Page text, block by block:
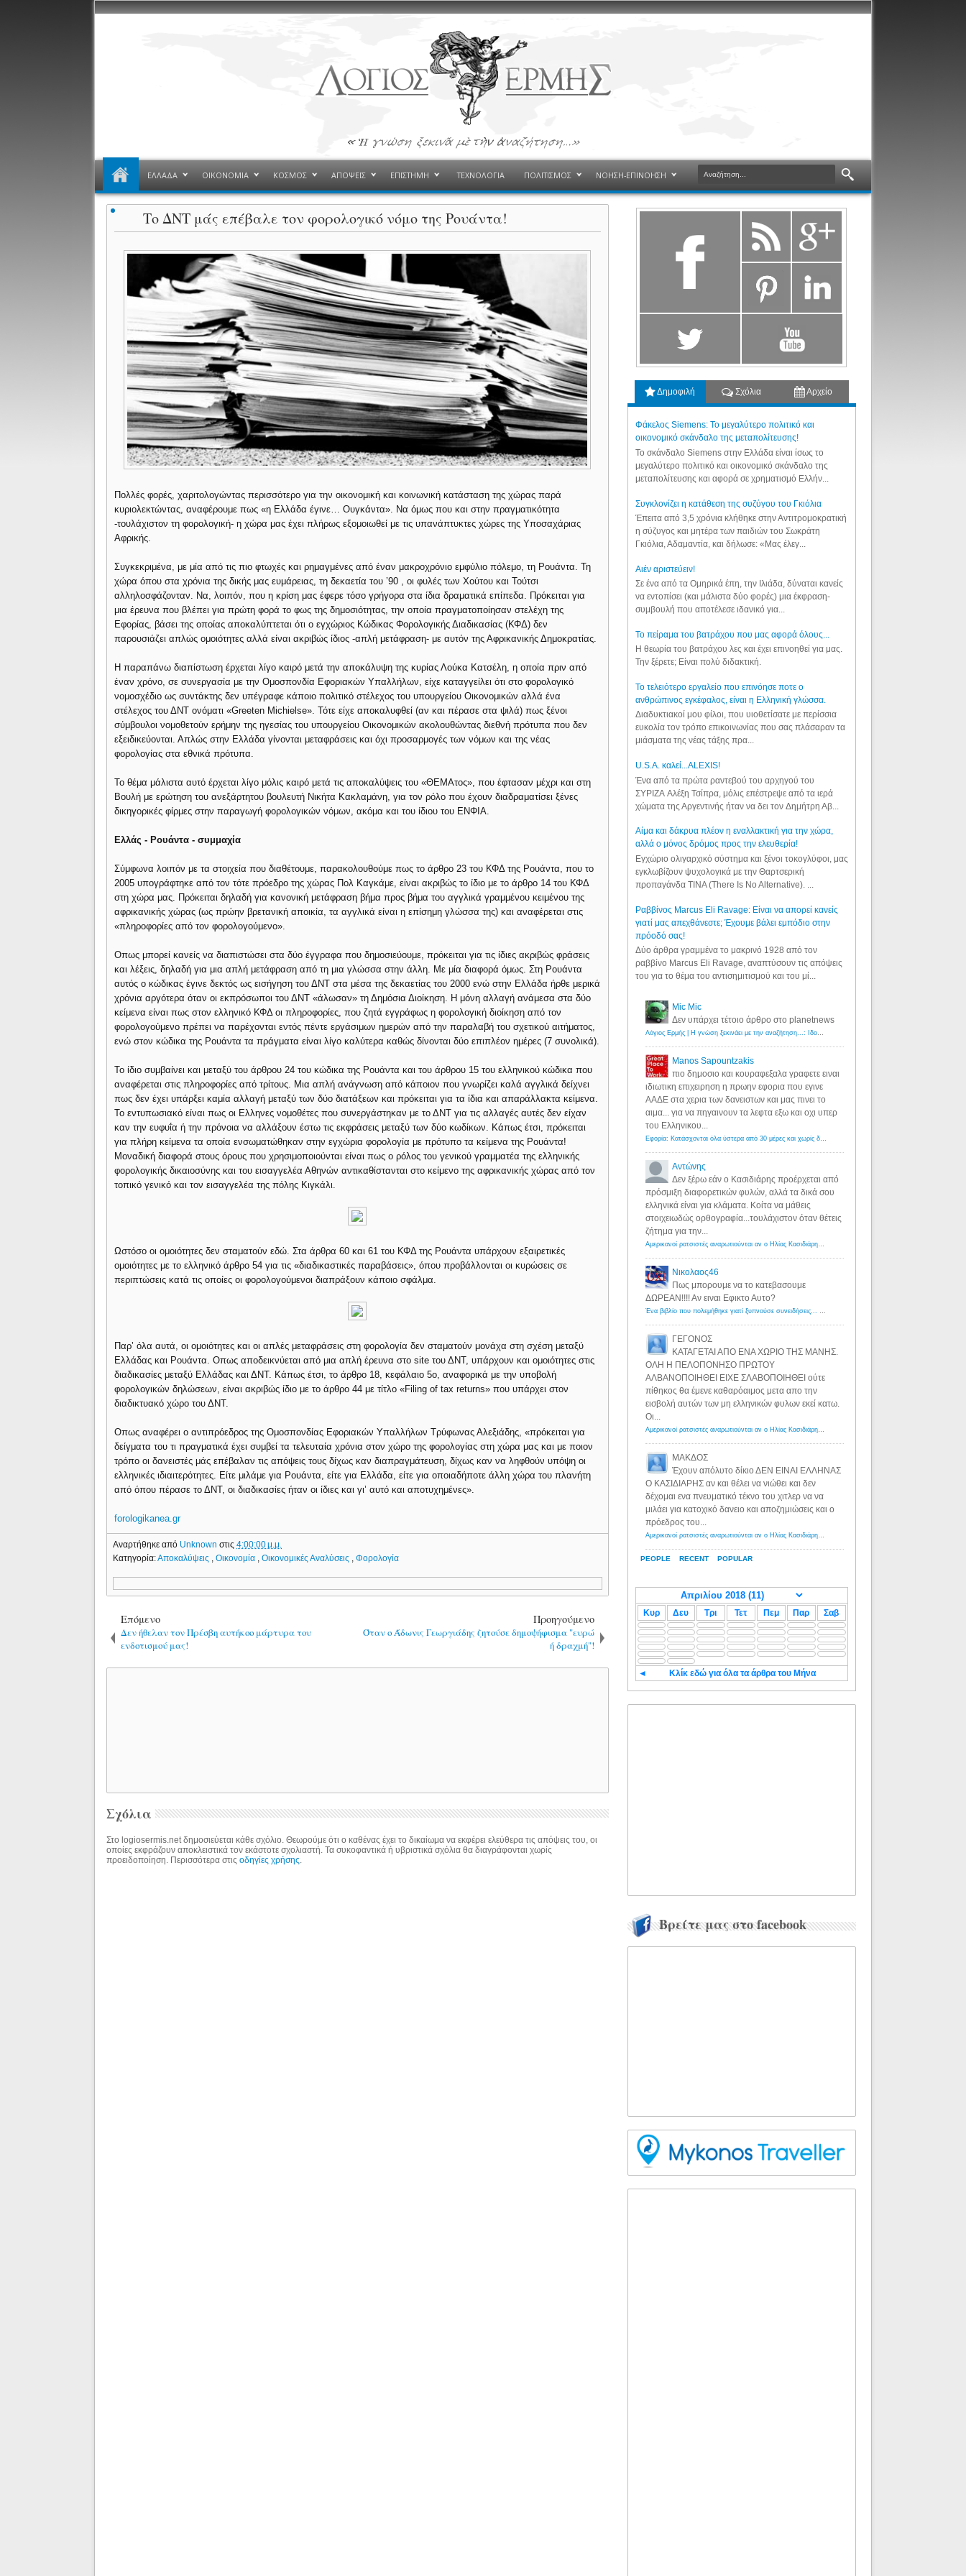
ΕΛΛΑΔΑ ΟΙΚΟΝΟΜΙΑ ΚΟΣΜΟΣ ΑΠΟΨΕΙΣ ΕΠΙΣΤΗΜΗ ΤΕΧΝΟΛΟΓΙΑ ΠΟΛΙΤΙΣΜΟΣ ΝΟΗΣΗ-ΕΠΙΝΟΗΣΗ
Το ΔΝΤ μάς επέβαλε τον φορολογικό νόμο της Ρουάντα!
Πολλές φορές, χαριτολογώντας περισσότερο για την οικονομική και κοινωνική κατάσταση της χώρας παρά
κυριολεκτώντας, αναφέρουμε πως «η Ελλάδα έγινε… Ουγκάντα». Να όμως που και στην πραγματικότητα
-τουλάχιστον τη φορολογική- η χώρα μας έχει πλήρως εξομοιωθεί με τις υπανάπτυκτες χώρες της Υποσαχάριας
Αφρικής.
Συγκεκριμένα, με μία από τις πιο φτωχές και ρημαγμένες από έναν μακροχρόνιο εμφύλιο πόλεμο, τη Ρουάντα. Τη
χώρα όπου στα χρόνια της δικής μας ευμάρειας, τη δεκαετία του ’90 , οι φυλές των Χούτου και Τούτσι
αλληλοσφάζονταν. Να, λοιπόν, που η κρίση μας έφερε τόσο γρήγορα στα ίδια δραματικά επίπεδα. Πρόκειται για
μια έρευνα που βλέπει για πρώτη φορά το φως της δημοσιότητας, την οποία πραγματοποίησαν στελέχη της
Εφορίας, βάσει της οποίας αποκαλύπτεται ότι ο εγχώριος Κώδικας Φορολογικής Διαδικασίας (ΚΦΔ) δεν
παρουσιάζει απλώς ομοιότητες αλλά είναι ακριβώς ίδιος -απλή μετάφραση- με αυτόν της Αφρικανικής Δημοκρατίας.
Η παραπάνω διαπίστωση έρχεται λίγο καιρό μετά την αποκάλυψη της κυρίας Λούκα Κατσέλη, η οποία πριν από
έναν χρόνο, σε συνεργασία με την Ομοσπονδία Εφοριακών Υπαλλήλων, είχε καταγγείλει ότι στο φορολογικό
νομοσχέδιο ως συντάκτης δεν υπέγραφε κάποιο πολιτικό στέλεχος του υπουργείου Οικονομικών αλλά ένα
στέλεχος του ΔΝΤ ονόματι «Greeten Michielse». Τότε είχε αποκαλυφθεί (αν και πέρασε στα ψιλά) πως ξένοι
σύμβουλοι νομοθετούν ερήμην της ηγεσίας του υπουργείου Οικονομικών ακολουθώντας διεθνή πρότυπα που δεν
εξειδικεύονται. Απλώς στην Ελλάδα γίνονται μεταφράσεις και όχι προσαρμογές των νόμων και της νέας
φορολογίας στα εθνικά πρότυπα.
Το θέμα μάλιστα αυτό έρχεται λίγο μόλις καιρό μετά τις αποκαλύψεις του «ΘΕΜΑτος», που έφτασαν μέχρι και στη
Βουλή με ερώτηση του ανεξάρτητου βουλευτή Νικήτα Κακλαμάνη, για τον ρόλο που έχουν διαδραματίσει ξένες
δικηγορικές φίρμες στην παραγωγή φορολογικών νόμων, ακόμα και του ίδιου του ΕΝΦΙΑ.
Ελλάς - Ρουάντα - συμμαχία
Σύμφωνα λοιπόν με τα στοιχεία που διαθέτουμε, παρακολουθούμε πως το άρθρο 23 του ΚΦΔ της Ρουάντα, που το
2005 υπογράφτηκε από τον τότε πρόεδρο της χώρας Πολ Καγκάμε, είναι ακριβώς το ίδιο με το άρθρο 14 του ΚΦΔ
στη χώρα μας. Πρόκειται δηλαδή για κανονική μετάφραση βήμα προς βήμα του αγγλικά γραμμένου κειμένου της
αφρικανικής χώρας (ως πρώην βρετανική αποικία, τα αγγλικά είναι η επίσημη γλώσσα της) και αναφέρεται στις
«πληροφορίες από τον φορολογούμενο».
Οπως μπορεί κανείς να διαπιστώσει στα δύο έγγραφα που δημοσιεύουμε, πρόκειται για τις ίδιες ακριβώς φράσεις
και λέξεις, δηλαδή για μια απλή μετάφραση από τη μια γλώσσα στην άλλη. Με μία διαφορά όμως. Στη Ρουάντα
αυτός ο κώδικας έγινε δεκτός ως εισήγηση του ΔΝΤ στα μέσα της δεκαετίας του 2000 ενώ στην Ελλάδα ήρθε μερικά
χρόνια αργότερα όταν οι εκπρόσωποι του ΔΝΤ «άλωσαν» τη Δημόσια Διοίκηση. Η μόνη αλλαγή ανάμεσα στα δύο
κείμενα είναι πως στον ελληνικό ΚΦΔ οι πληροφορίες, που ζητά εγγράφως η φορολογική διοίκηση από τον
φορολογούμενο πρέπει να παρέχονται εντός πέντε εργάσιμων ημερών από την παραλαβή του σχετικού αιτήματος,
ενώ στον κώδικα της Ρουάντα τα πράγματα είναι λίγο καλύτερα καθώς δίνονται δύο επιπλέον ημέρες (7 συνολικά).
Το ίδιο συμβαίνει και μεταξύ του άρθρου 24 του κώδικα της Ρουάντα και του άρθρου 15 του ελληνικού κώδικα που
αναφέρεται στις πληροφορίες από τρίτους. Μια απλή ανάγνωση από κάποιον που γνωρίζει καλά αγγλικά δείχνει
πως δεν έχει υπάρξει καμία αλλαγή μεταξύ των δύο διατάξεων και πρόκειται για τα ίδια και απαράλλακτα κείμενα.
Το εντυπωσιακό είναι πως οι Ελληνες νομοθέτες που συνεργάστηκαν με το ΔΝΤ για τις αλλαγές αυτές δεν είχαν
καν την ευφυΐα ή την πρόνοια να αλλάξουν έστω τις εκφράσεις μεταξύ των δύο κωδίκων. Κάπως έτσι, πρόκειται
για πλήρη κείμενα τα οποία ενσωματώθηκαν στην εγχώρια φορολογία με πρότυπο τα κείμενα της Ρουάντα!
Μοναδική διαφορά στους όρους που χρησιμοποιούνται είναι πως ο ρόλος του γενικού γραμματέα της ελληνικής
φορολογικής δικαιοσύνης και του εισαγγελέα Αθηνών αντικαθίστανται στο κείμενο της αφρικανικής χώρας από τον
τοπικό γενικό και τον εισαγγελέα της πόλης Κιγκάλι.
Ωστόσο οι ομοιότητες δεν σταματούν εδώ. Στα άρθρα 60 και 61 του ΚΦΔ της Ρουάντα υπάρχουν εξαιρετικές
ομοιότητες με το ελληνικό άρθρο 54 για τις «διαδικαστικές παραβάσεις», όπου προβάλλονται οι κυρώσεις σε
περιπτώσεις κατά τις οποίες οι φορολογούμενοι διαπράξουν κάποιο σφάλμα.
Παρ’ όλα αυτά, οι ομοιότητες και οι απλές μεταφράσεις στη φορολογία δεν σταματούν μονάχα στη σχέση μεταξύ
Ελλάδας και Ρουάντα. Οπως αποδεικνύεται από μια απλή έρευνα στο site του ΔΝΤ, υπάρχουν και ομοιότητες στις
διαδικασίες μεταξύ Ελλάδας και ΔΝΤ. Κάπως έτσι, το άρθρο 18, κεφάλαιο 5ο, αναφορικά με την υποβολή
φορολογικών δηλώσεων, είναι ακριβώς ίδιο με το άρθρο 44 με τίτλο «Filing of tax returns» που υπάρχει στον
διαδικτυακό χώρο του ΔΝΤ.
Οπως αναφέρει ο αντιπρόεδρος της Ομοσπονδίας Εφοριακών Υπαλλήλων Τρύφωνας Αλεξιάδης, «πρόκειται για
δείγματα του τι πραγματικά έχει συμβεί τα τελευταία χρόνια στον χώρο της φορολογίας στη χώρα μας και με ποιον
τρόπο οι δανειστές μάς επέβαλαν τις απόψεις τους δίχως καν διαπραγμάτευση, δίχως καν να ληφθούν υπόψη οι
ελληνικές ιδιαιτερότητες. Είτε μιλάμε για Ρουάντα, είτε για Ελλάδα, είτε για οποιαδήποτε άλλη χώρα του πλανήτη
από όπου πέρασε το ΔΝΤ, οι διαδικασίες ήταν οι ίδιες και γι’ αυτό και αποτυχημένες».
forologikanea.gr
Αναρτήθηκε από Unknownστις4:00:00 μ.μ.
Κατηγορία:Αποκαλύψεις ,Οικονομία ,Οικονομικές Αναλύσεις ,Φορολογία
Επόμενο
Δεν ήθελαν τον Πρέσβη αυτήκοο μάρτυρα του
ενδοτισμού μας!
Προηγούμενο
Όταν ο Άδωνις Γεωργιάδης ζητούσε δημοψήφισμα "ευρώ
ή δραχμή"!
Σχόλια
Στο logiosermis.net δημοσιεύεται κάθε σχόλιο. Θεωρούμε ότι ο καθένας έχει το δικαίωμα να εκφέρει ελεύθερα τις απόψεις του, οι
οποίες εκφράζουν αποκλειστικά τον εκάστοτε σχολιαστή. Τα συκοφαντικά ή υβριστικά σχόλια θα διαγράφονται χωρίς
προειδοποίηση. Περισσότερα στιςοδηγίες χρήσης.
Δημοφιλή Σχόλια Αρχείο
Φάκελος Siemens: Το μεγαλύτερο πολιτικό και
οικονομικό σκάνδαλο της μεταπολίτευσης!
Το σκάνδαλο Siemens στην Ελλάδα είναι ίσως το
μεγαλύτερο πολιτικό και οικονομικό σκάνδαλο της
μεταπολίτευσης και αφορά σε χρηματισμό Ελλήν...
Συγκλονίζει η κατάθεση της συζύγου του Γκιόλια
Έπειτα από 3,5 χρόνια κλήθηκε στην Αντιτρομοκρατική
η σύζυγος και μητέρα των παιδιών του Σωκράτη
Γκιόλια, Αδαμαντία, και δήλωσε: «Μας έλεγ...
Aιέν αριστεύειν!
Σε ένα από τα Ομηρικά έπη, την Ιλιάδα, δύναται κανείς
να εντοπίσει (και μάλιστα δύο φορές) μια έκφραση-
συμβουλή που αποτέλεσε ιδανικό για...
Το πείραμα του βατράχου που μας αφορά όλους...
Η θεωρία του βατράχου λες και έχει επινοηθεί για μας.
Την ξέρετε; Είναι πολύ διδακτική.
Το τελειότερο εργαλείο που επινόησε ποτε ο
ανθρώπινος εγκέφαλος, είναι η Ελληνική γλώσσα.
Διαδυκτιακοί μου φίλοι, που υιοθετίσατε με περίσσια
ευκολία τον τρόπο επικοινωνίας που σας πλάσαραν τα
μιάσματα της νέας τάξης πρα...
U.S.A. καλεί...ALEXIS!
Ένα από τα πρώτα ραντεβού του αρχηγού του
ΣΥΡΙΖΑ Αλέξη Τσίπρα, μόλις επέστρεψε από τα ιερά
χώματα της Αργεντινής ήταν να δει τον Δημήτρη Αβ...
Αίμα και δάκρυα πλέον η εναλλακτική για την χώρα,
αλλά ο μόνος δρόμος προς την ελευθερία!
Εγχώριο ολιγαρχικό σύστημα και ξένοι τοκογλύφοι, μας
εγκλωβίζουν ψυχολογικά με την Θαρτσερική
προπαγάνδα TINA (There Is No Alternative). ...
Ραββίνος Marcus Eli Ravage: Είναι να απορεί κανείς
γιατί μας απεχθάνεστε; Έχουμε βάλει εμπόδιο στην
πρόοδό σας!
Δύο άρθρα γραμμένα το μακρινό 1928 από τον
ραββίνο Marcus Eli Ravage, αναπτύσουν τις απόψεις
του για το θέμα του αντισημιτισμού και του μί...
PEOPLE RECENT POPULAR
Mic Mic
Δεν υπάρχει τέτοιο άρθρο στο planetnews
Λόγιος Ερμής | Η γνώση ξεκινάει με την αναζήτηση...: Ιδού οι 18 που χρωστούν 11 δις ευρώ!
Manos Sapountzakis
πιο δημοσιο και κουραφεξαλα γραφετε ειναι
ιδιωτικη επιχειρηση η πρωην εφορια που εγινε
ΑΑΔΕ στα χερια των δανειστων και μας πινει το
αιμα... για να πηγαινουν τα λεφτα εξω και οχι υπερ
του Ελληνικου...
Εφορία: Κατάσχονται όλα ύστερα από 30 μέρες και χωρίς δικαστικές αποφάσεις - Λόγιος Ερμής
Αντώνης
Δεν ξέρω εάν ο Κασιδιάρης προέρχεται από
πρόσμιξη διαφορετικών φυλών, αλλά τα δικά σου
ελληνικά είναι για κλάματα. Κοίτα να μάθεις
στοιχειωδώς ορθογραφία...τουλάχιστον όταν θέτεις
ζήτημα για την...
Αμερικανοί ρατσιστές αναρωτιούνται αν ο Ηλίας Κασιδιάρης ανήκει στη λευκή φυλή... - Λόγιος Ερμής
Νικολαος46
Πως μπορουμε να το κατεβασουμε
ΔΩΡΕΑΝ!!!! Αν ειναι Εφικτο Αυτο?
Ένα βιβλίο που πολεμήθηκε γιατί ξυπνούσε συνειδήσεις... - Λόγιος Ερμής | Η γνώση ξεκινάει με την αναζήτηση...
ΓΕΓΟΝΟΣ
ΚΑΤΑΓΕΤΑΙ ΑΠΟ ΕΝΑ ΧΩΡΙΟ ΤΗΣ ΜΑΝΗΣ.
ΟΛΗ Η ΠΕΛΟΠΟΝΗΣΟ ΠΡΩΤΟΥ
ΑΛΒΑΝΟΠΟΙΗΘΕΙ ΕΙΧΕ ΣΛΑΒΟΠΟΙΗΘΕΙ ούτε
πίθηκος θα έμενε καθαρόαιμος μετα απο την
εισβολή αυτών των μη ελληνικών φυλων εκεί κατω.
Οι...
Αμερικανοί ρατσιστές αναρωτιούνται αν ο Ηλίας Κασιδιάρης ανήκει στη λευκή φυλή... - Λόγιος Ερμής
ΜΑΚΔΟΣ
Έχουν απόλυτο δίκιο ΔΕΝ ΕΙΝΑΙ ΕΛΛΗΝΑΣ
Ο ΚΑΣΙΔΙΑΡΗΣ αν και θέλει να νιώθει και δεν
δέχομαι ενα πνευματικό τέκνο του χιτλερ να να
μιλάει για κατοχικό δανειο και αποζημιώσεις και ο
πρόεδρος του...
Αμερικανοί ρατσιστές αναρωτιούνται αν ο Ηλίας Κασιδιάρης ανήκει στη λευκή φυλή... - Λόγιος Ερμής
Κυρ Δευ Τρι Τετ Πεμ Παρ Σαβ
◄ Κλίκ εδώ για όλα τα άρθρα του Μήνα
Βρείτε μας στο facebook